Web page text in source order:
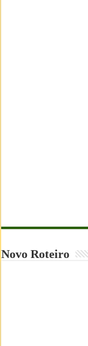
Novo Roteiro